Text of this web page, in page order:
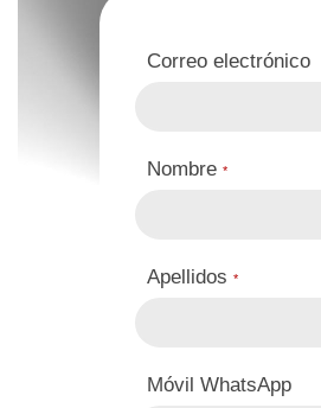
Correo electrónico
Nombre *
Apellidos *
Móvil WhatsApp